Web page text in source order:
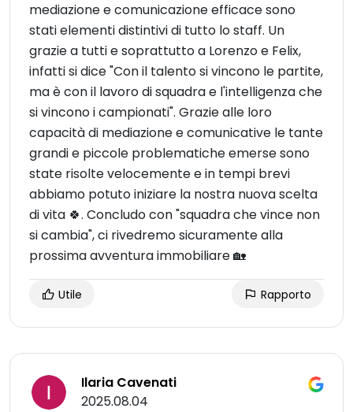
mediazione e comunicazione efficace sono
stati elementi distintivi di tutto lo staff. Un
grazie a tutti e soprattutto a Lorenzo e Felix,
infatti si dice "Con il talento si vincono le partite,
ma è con il lavoro di squadra e l'intelligenza che
si vincono i campionati". Grazie alle loro
capacità di mediazione e comunicative le tante
grandi e piccole problematiche emerse sono
state risolte velocemente e in tempi brevi
abbiamo potuto iniziare la nostra nuova scelta
di vita 🍀. Concludo con "squadra che vince non
si cambia", ci rivedremo sicuramente alla
prossima avventura immobiliare 🏡
Utile Rapporto
Ilaria Cavenati
2025.08.04